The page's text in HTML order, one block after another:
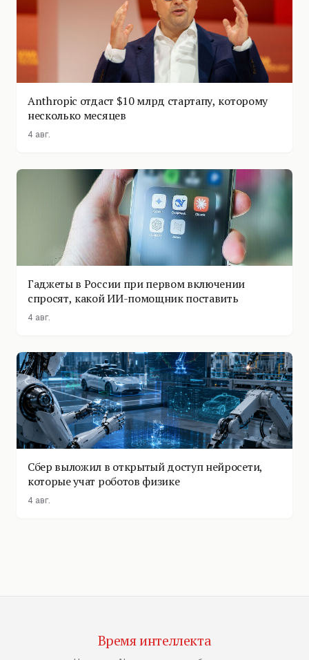
Anthropic отдаст $10 млрд стартапу, которому
несколько месяцев
4 авг.
Гаджеты в России при первом включении
спросят, какой ИИ-помощник поставить
4 авг.
Сбер выложил в открытый доступ нейросети,
которые учат роботов физике
4 авг.
Время интеллекта